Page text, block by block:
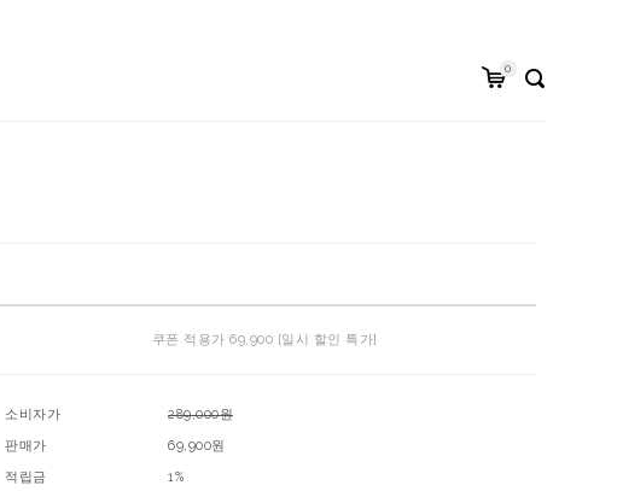
0
쿠폰 적용가 69,900 [일시 할인 특가]
소비자가
289,000원
판매가
69,900원
적립금
1%